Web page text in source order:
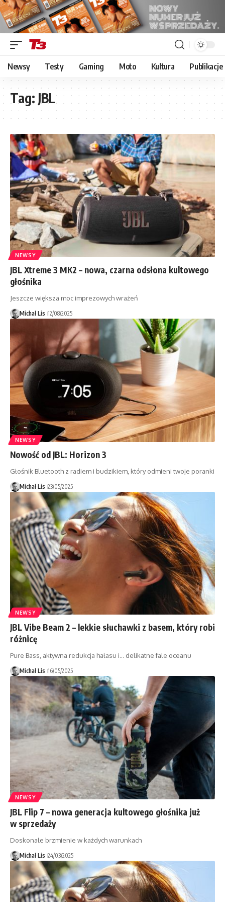
Newsy Testy Gaming Moto Kultura Publikacje
Tag: JBL
NEWSY
JBL Xtreme 3 MK2 – nowa, czarna odsłona kultowego
głośnika
Jeszcze większa moc imprezowych wrażeń
Michał Lis 12/08/2025
NEWSY
Nowość od JBL: Horizon 3
Głośnik Bluetooth z radiem i budzikiem, który odmieni twoje poranki
Michał Lis 23/05/2025
NEWSY
JBL Vibe Beam 2 – lekkie słuchawki z basem, który robi
różnicę
Pure Bass, aktywna redukcja hałasu i... delikatne fale oceanu
Michał Lis 16/05/2025
NEWSY
JBL Flip 7 – nowa generacja kultowego głośnika już
w sprzedaży
Doskonałe brzmienie w każdych warunkach
Michał Lis 24/03/2025